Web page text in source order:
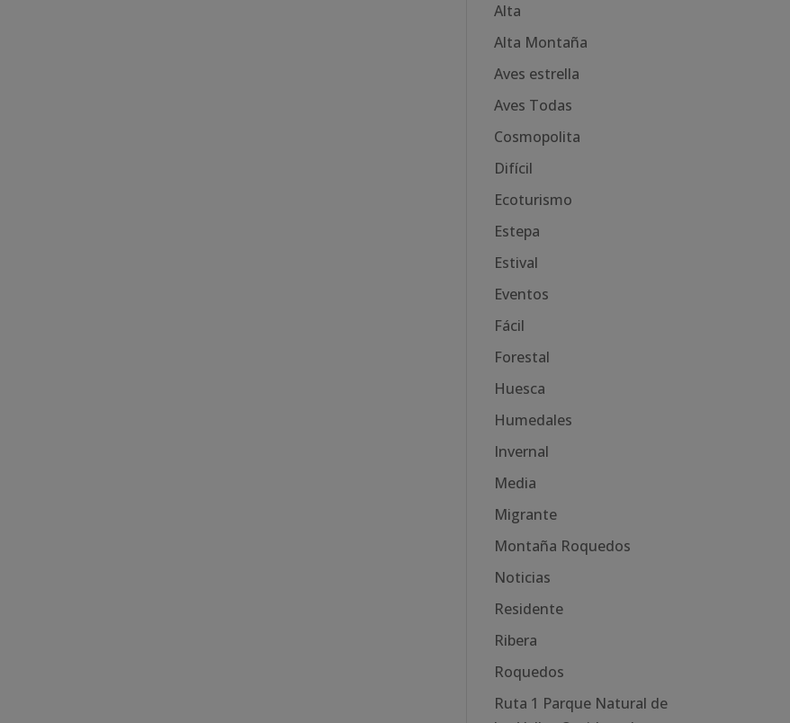
Alta
Alta Montaña
Aves estrella
Aves Todas
Cosmopolita
Difícil
Ecoturismo
Estepa
Estival
Eventos
Fácil
Forestal
Huesca
Humedales
Invernal
Media
Migrante
Montaña Roquedos
Noticias
Residente
Ribera
Roquedos
Ruta 1 Parque Natural de